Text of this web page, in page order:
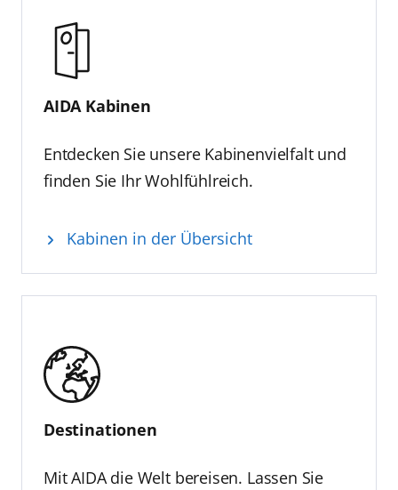
AIDA Kabinen
Entdecken Sie unsere Kabinenvielfalt und
finden Sie Ihr Wohlfühlreich.
Kabinen in der Übersicht
Destinationen
Mit AIDA die Welt bereisen. Lassen Sie